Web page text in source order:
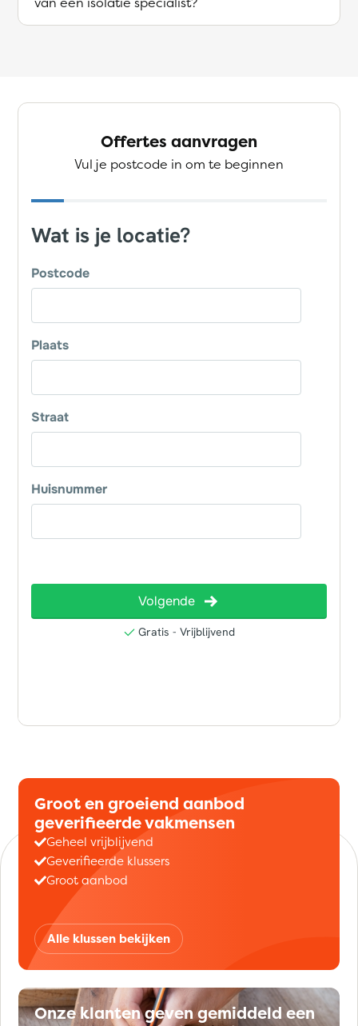
Offertes aanvragen
Vul je postcode in om te beginnen
Groot en groeiend aanbod
geverifieerde vakmensen
Geheel vrijblijvend
Geverifieerde klussers
Groot aanbod
Alle klussen bekijken
Onze klanten geven gemiddeld een